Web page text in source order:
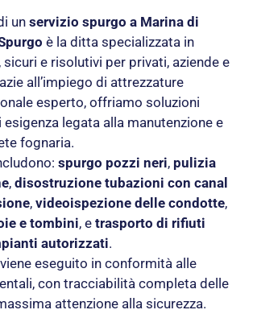
un servizio spurgo a Marina di
è la ditta specializzata in
e risolutivi per privati, aziende e
all’impiego di attrezzature
esperto, offriamo soluzioni
legata alla manutenzione e
fognaria.
spurgo pozzi neri, pulizia
, disostruzione tubazioni con canal
, videoispezione delle condotte,
e tombini, e trasporto di rifiuti
autorizzati.
eseguito in conformità alle
con tracciabilità completa delle
attenzione alla sicurezza.